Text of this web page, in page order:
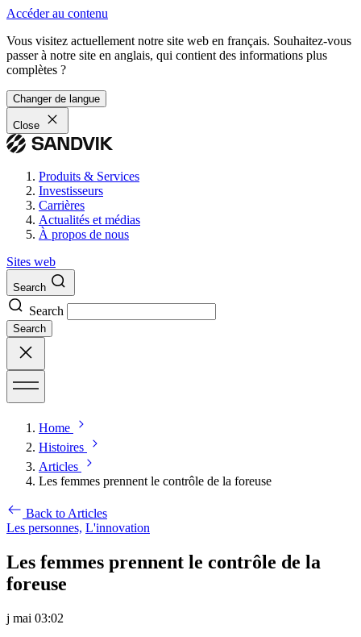
Accéder au contenu
Vous visitez actuellement notre site web en français. Souhaitez-vous
passer à notre site en anglais, qui contient des informations plus
complètes ?
Changer de langue
Close
Produits & Services
Investisseurs
Carrières
Actualités et médias
À propos de nous
Sites web
Search
Search
Search
Home
Histoires
Articles
Les femmes prennent le contrôle de la foreuse
Back to Articles
Les personnes, L'innovation
Les femmes prennent le contrôle de la
foreuse
j mai 03:02